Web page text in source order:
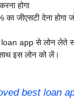
होगा
जीएसटी देना होगा
app से लोन लेते
इस लोन को लें।
best loan